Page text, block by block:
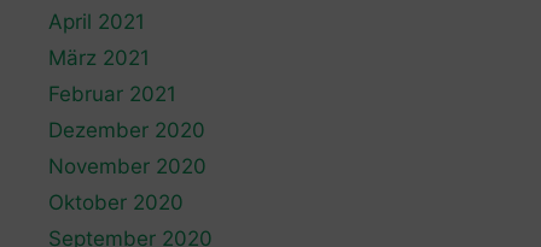
April 2021
März 2021
Februar 2021
Dezember 2020
November 2020
Oktober 2020
September 2020